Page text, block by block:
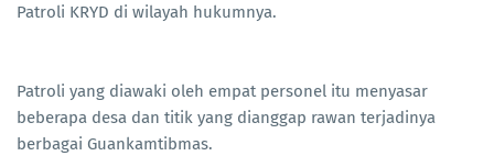
Patroli KRYD di wilayah hukumnya.
Patroli yang diawaki oleh empat personel itu menyasar
beberapa desa dan titik yang dianggap rawan terjadinya
berbagai Guankamtibmas.